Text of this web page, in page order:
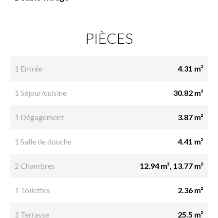
PIÈCES
1 Entrée 4.31 m²
1 Séjour/cuisine 30.82 m²
1 Dégagement 3.87 m²
1 Salle de douche 4.41 m²
2 Chambres 12.94 m², 13.77 m²
1 Toilettes 2.36 m²
1 Terrasse 25.5 m²